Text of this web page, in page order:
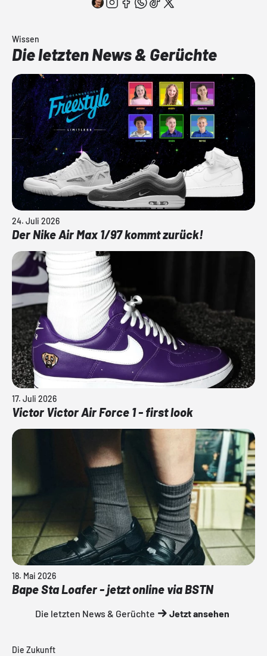
Wissen
Die letzten News & Gerüchte
24. Juli 2026
Der Nike Air Max 1/97 kommt zurück!
17. Juli 2026
Victor Victor Air Force 1 - first look
18. Mai 2026
Bape Sta Loafer - jetzt online via BSTN
Die letzten News & Gerüchte Jetzt ansehen
Die Zukunft